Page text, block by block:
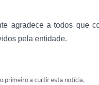
agradece a todos que
pela entidade.
primeiro a curtir esta notícia.